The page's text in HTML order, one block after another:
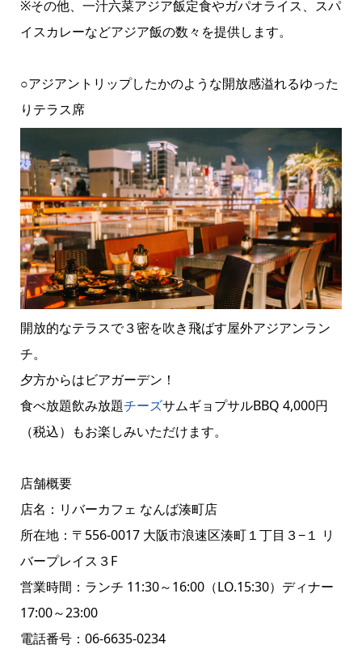
※その他、一汁六菜アジア飯定食やガパオライス、スパ
イスカレーなどアジア飯の数々を提供します。
○アジアントリップしたかのような開放感溢れるゆった
りテラス席
開放的なテラスで３密を吹き飛ばす屋外アジアンラン
チ。
夕方からはビアガーデン！
食べ放題飲み放題チーズサムギョプサルBBQ 4,000円
（税込）もお楽しみいただけます。
店舗概要
店名：リバーカフェ なんば湊町店
所在地：〒556-0017 大阪市浪速区湊町１丁目３−１ リ
バープレイス３F
営業時間：ランチ 11:30～16:00（LO.15:30）ディナー
17:00～23:00
電話番号：06-6635-0234